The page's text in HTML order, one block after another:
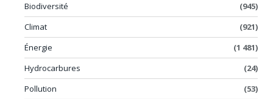
Biodiversité
(945)
Climat
(921)
Énergie
(1 481)
Hydrocarbures
(24)
Pollution
(53)